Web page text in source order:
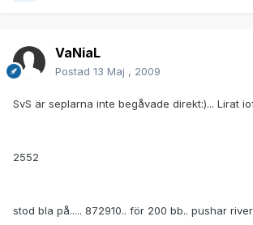
VaNiaL
Postad 13 Maj , 2009
SvS är seplarna inte begåvade direkt:)... Lirat
2552
stod bla på..... 872910.. för 200 bb.. pushar